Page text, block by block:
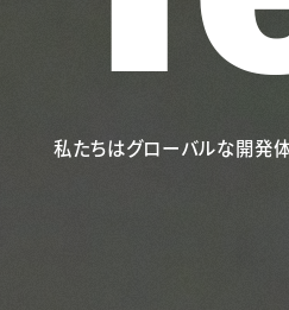
私たちはグローバルな開発